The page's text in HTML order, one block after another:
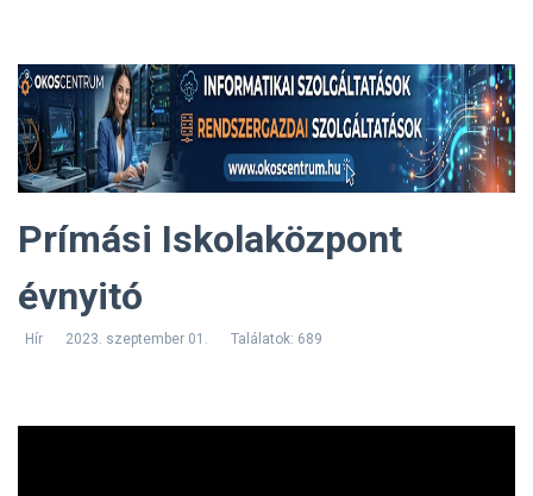
Prímási Iskolaközpont
évnyitó
Hír 2023. szeptember 01. Találatok: 689